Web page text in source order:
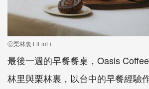
ⓒ栗林裏 LiLinLi
最後一週的早餐餐桌，Oasis
林里與栗林裏，以台中的早餐經驗